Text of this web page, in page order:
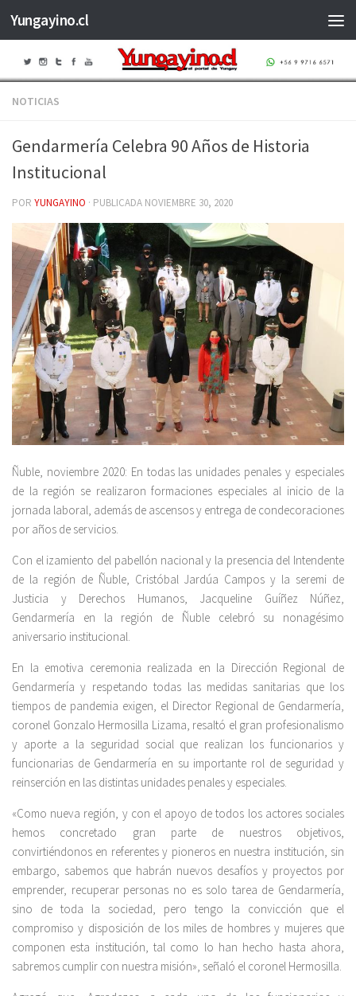
Saltar al contenido
Yungayino.cl
NOTICIAS
Gendarmería Celebra 90 Años de Historia
Institucional
POR YUNGAYINO · PUBLICADA NOVIEMBRE 30, 2020
Ñuble, noviembre 2020: En todas las unidades penales y especiales
de la región se realizaron formaciones especiales al inicio de la
jornada laboral, además de ascensos y entrega de condecoraciones
por años de servicios.
Con el izamiento del pabellón nacional y la presencia del Intendente
de la región de Ñuble, Cristóbal Jardúa Campos y la seremi de
Justicia y Derechos Humanos, Jacqueline Guíñez Núñez,
Gendarmería en la región de Ñuble celebró su nonagésimo
aniversario institucional.
En la emotiva ceremonia realizada en la Dirección Regional de
Gendarmería y respetando todas las medidas sanitarias que los
tiempos de pandemia exigen, el Director Regional de Gendarmería,
coronel Gonzalo Hermosilla Lizama, resaltó el gran profesionalismo
y aporte a la seguridad social que realizan los funcionarios y
funcionarias de Gendarmería en su importante rol de seguridad y
reinserción en las distintas unidades penales y especiales.
«Como nueva región, y con el apoyo de todos los actores sociales
hemos concretado gran parte de nuestros objetivos,
convirtiéndonos en referentes y pioneros en nuestra institución, sin
embargo, sabemos que habrán nuevos desafíos y proyectos por
emprender, recuperar personas no es solo tarea de Gendarmería,
sino de toda la sociedad, pero tengo la convicción que el
compromiso y disposición de los miles de hombres y mujeres que
componen esta institución, tal como lo han hecho hasta ahora,
sabremos cumplir con nuestra misión», señaló el coronel Hermosilla.